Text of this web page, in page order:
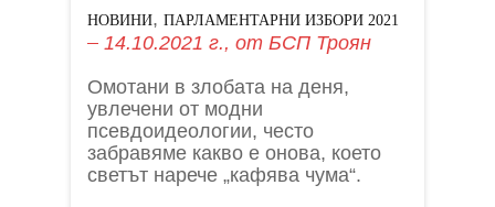
НОВИНИ, ПАРЛАМЕНТАРНИ ИЗБОРИ 2021
14.10.2021 г., от БСП Троян
Омотани в злобата на деня,
увлечени от модни
псевдоидеологии, често
забравяме какво е онова, което
светът нарече „кафява чума“.